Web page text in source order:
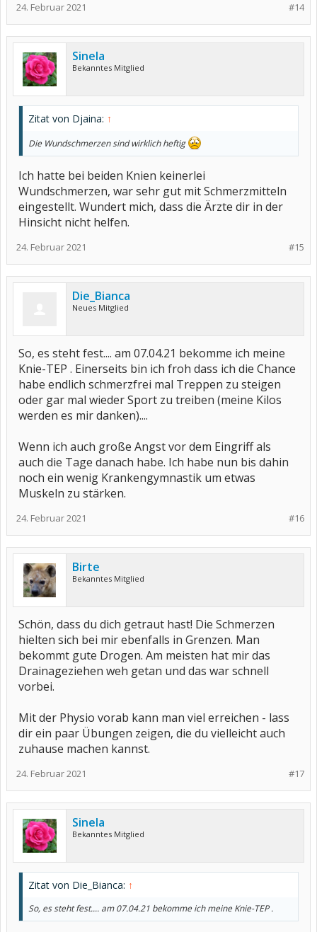
#14
24. Februar 2021
Sinela
Bekanntes Mitglied
Zitat von Djaina: ↑
Die Wundschmerzen sind wirklich heftig
Ich hatte bei beiden Knien keinerlei
Wundschmerzen, war sehr gut mit Schmerzmitteln
eingestellt. Wundert mich, dass die Ärzte dir in der
Hinsicht nicht helfen.
#15
24. Februar 2021
Die_Bianca
Neues Mitglied
So, es steht fest.... am 07.04.21 bekomme ich meine
Knie-TEP . Einerseits bin ich froh dass ich die Chance
habe endlich schmerzfrei mal Treppen zu steigen
oder gar mal wieder Sport zu treiben (meine Kilos
werden es mir danken)....
Wenn ich auch große Angst vor dem Eingriff als
auch die Tage danach habe. Ich habe nun bis dahin
noch ein wenig Krankengymnastik um etwas
Muskeln zu stärken.
#16
24. Februar 2021
Birte
Bekanntes Mitglied
Schön, dass du dich getraut hast! Die Schmerzen
hielten sich bei mir ebenfalls in Grenzen. Man
bekommt gute Drogen. Am meisten hat mir das
Drainageziehen weh getan und das war schnell
vorbei.
Mit der Physio vorab kann man viel erreichen - lass
dir ein paar Übungen zeigen, die du vielleicht auch
zuhause machen kannst.
#17
24. Februar 2021
Sinela
Bekanntes Mitglied
Zitat von Die_Bianca: ↑
So, es steht fest.... am 07.04.21 bekomme ich meine Knie-TEP .